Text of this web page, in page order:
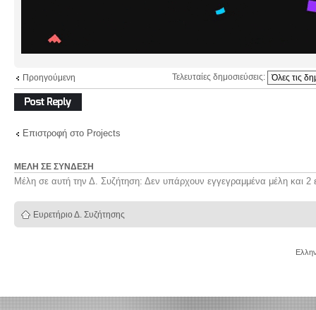
Προηγούμενη Τελευταίες δημοσιεύσεις:
Δημιουργία
απάντησης
Επιστροφή στο Projects
ΜΈΛΗ ΣΕ ΣΎΝΔΕΣΗ
Μέλη σε αυτή την Δ. Συζήτηση: Δεν υπάρχουν εγγεγραμμένα μέλη και 2
Ευρετήριο Δ. Συζήτησης